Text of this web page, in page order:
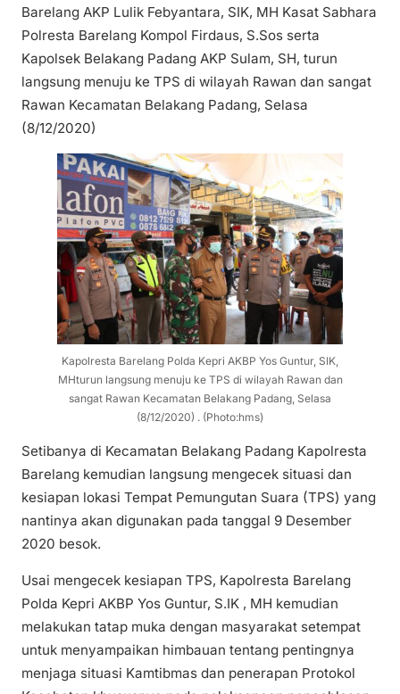
Barelang AKP Lulik Febyantara, SIK, MH Kasat Sabhara
Polresta Barelang Kompol Firdaus, S.Sos serta
Kapolsek Belakang Padang AKP Sulam, SH, turun
langsung menuju ke TPS di wilayah Rawan dan sangat
Rawan Kecamatan Belakang Padang, Selasa
(8/12/2020)
Kapolresta Barelang Polda Kepri AKBP Yos Guntur, SIK,
MHturun langsung menuju ke TPS di wilayah Rawan dan
sangat Rawan Kecamatan Belakang Padang, Selasa
(8/12/2020) . (Photo:hms)
Setibanya di Kecamatan Belakang Padang Kapolresta
Barelang kemudian langsung mengecek situasi dan
kesiapan lokasi Tempat Pemungutan Suara (TPS) yang
nantinya akan digunakan pada tanggal 9 Desember
2020 besok.
Usai mengecek kesiapan TPS, Kapolresta Barelang
Polda Kepri AKBP Yos Guntur, S.IK , MH kemudian
melakukan tatap muka dengan masyarakat setempat
untuk menyampaikan himbauan tentang pentingnya
menjaga situasi Kamtibmas dan penerapan Protokol